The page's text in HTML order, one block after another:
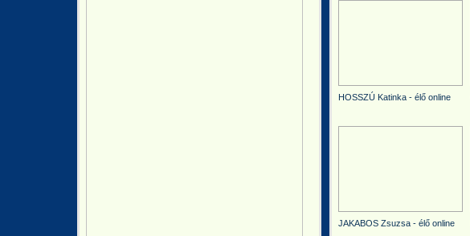
HOSSZÚ Katinka - élő online
JAKABOS Zsuzsa - élő online